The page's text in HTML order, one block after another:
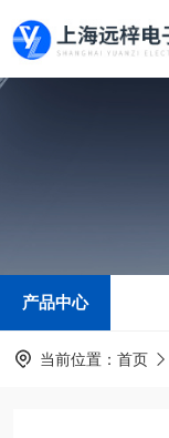
产品中心
当前位置： 首页